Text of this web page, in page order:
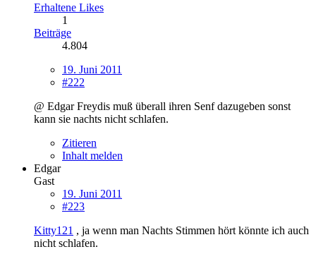
Erhaltene Likes
1
Beiträge
4.804
19. Juni 2011
#222
@ Edgar Freydis muß überall ihren Senf dazugeben sonst
kann sie nachts nicht schlafen.
Zitieren
Inhalt melden
Edgar
Gast
19. Juni 2011
#223
Kitty121 , ja wenn man Nachts Stimmen hört könnte ich auch
nicht schlafen.